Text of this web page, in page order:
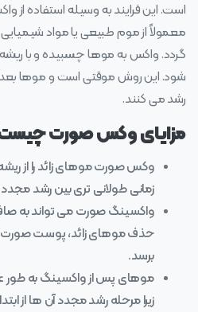
است. این فرایند به وسیله استفاده
معمولاً از موم طبیعی یا مواد
گردد. واکس به موها چسبیده و با
شود. این روش موقتی است و موها
رشد می‌ کنند.
مزایای وکس صورت
وکس صورت موهای زائد را از
زمانی طولانی‌ تری بین رشد
واکسینگ صورت می‌ تواند به
حذف موهای زائد، پوست
برسد.
موهای پس از واکسینگ به طور
زیرا مرحله رشد مجدد آن ها از